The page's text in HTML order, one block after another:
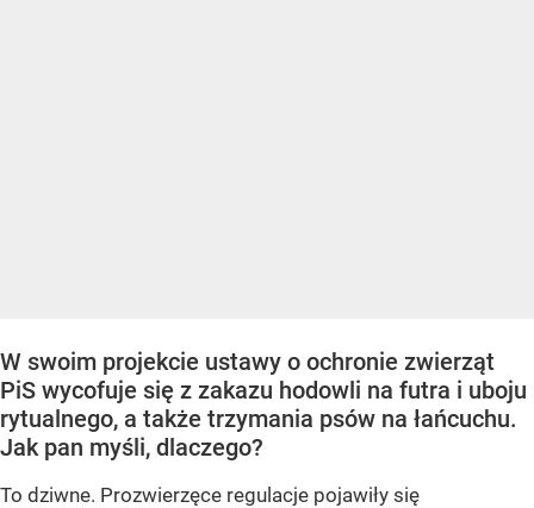
W swoim projekcie ustawy o ochronie zwierząt
PiS wycofuje się z zakazu hodowli na futra i uboju
rytualnego, a także trzymania psów na łańcuchu.
Jak pan myśli, dlaczego?
To dziwne. Prozwierzęce regulacje pojawiły się